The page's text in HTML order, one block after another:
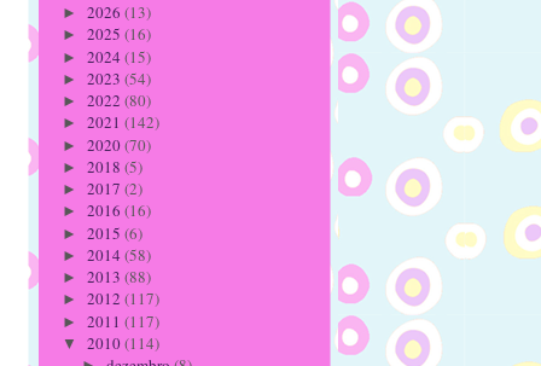
► 2026 (13)
► 2025 (16)
► 2024 (15)
► 2023 (54)
► 2022 (80)
► 2021 (142)
► 2020(70)
► 2018 (5)
► 2017 (2)
► 2016 (16)
► 2015 (6)
► 2014 (58)
► 2013 (88)
► 2012 (117)
► 2011 (117)
▼ 2010(114)